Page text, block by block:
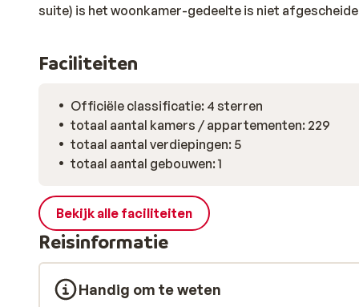
suite) is het woonkamer-gedeelte is niet
Faciliteiten
Officiële classificatie: 4 sterren
totaal aantal kamers / appartementen: 229
totaal aantal verdiepingen: 5
totaal aantal gebouwen: 1
Bekijk alle faciliteiten
Reisinformatie
Handig om te weten